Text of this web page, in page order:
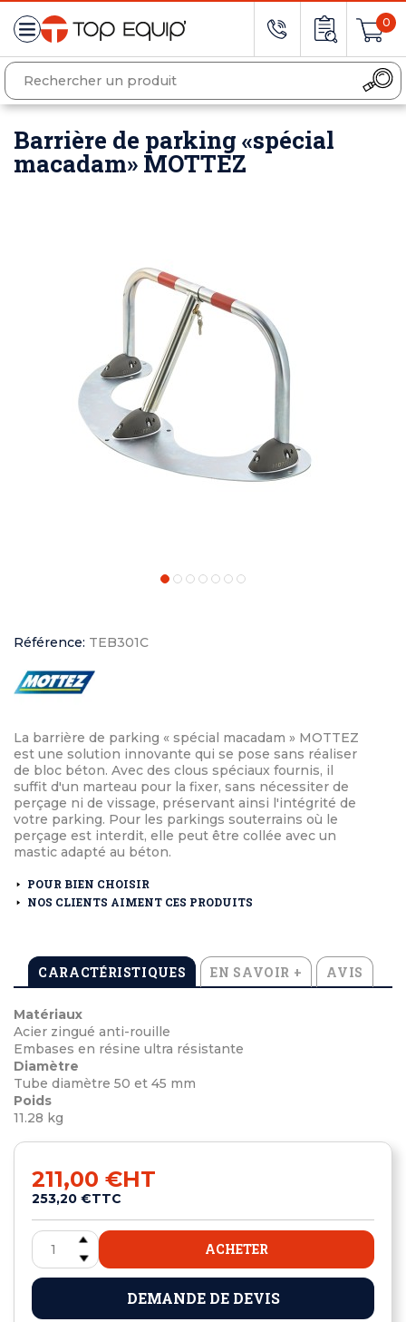
0
Barrière de parking «spécial
macadam» MOTTEZ
Référence: TEB301C
La barrière de parking « spécial macadam » MOTTEZ
est une solution innovante qui se pose sans réaliser
de bloc béton. Avec des clous spéciaux fournis, il
suffit d'un marteau pour la fixer, sans nécessiter de
perçage ni de vissage, préservant ainsi l'intégrité de
votre parking. Pour les parkings souterrains où le
perçage est interdit, elle peut être collée avec un
mastic adapté au béton.
POUR BIEN CHOISIR
NOS CLIENTS AIMENT CES PRODUITS
CARACTÉRISTIQUES EN SAVOIR + AVIS
Matériaux
Acier zingué anti-rouille
Embases en résine ultra résistante
Diamètre
Tube diamètre 50 et 45 mm
Poids
11.28 kg
211,00 €HT
253,20 €TTC
ACHETER
DEMANDE DE DEVIS